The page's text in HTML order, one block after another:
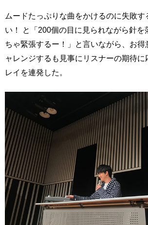
ムードたっぷりな曲をかけるのに失敗す
い！ と「200個の目に見られながら針を
ちゃ緊張するー！」と言いながら、お得
ャレンジするも見事にリスナーの期待
レイを連発した。